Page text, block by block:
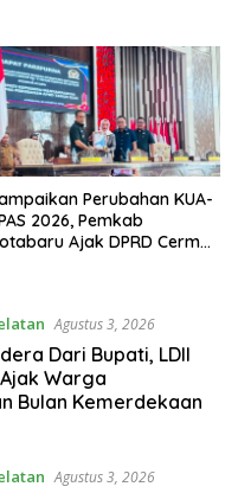
Perubahan KUA-
2026, Pemkab
Ajak DPRD Cermati
Agustus 3, 2026
Dari Bupati, LDII
Warga
Bulan Kemerdekaan
Agustus 3, 2026